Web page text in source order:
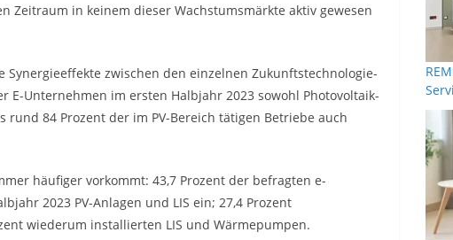
Zeitraum in keinem dieser Wachstumsmärkte aktiv gewesen
zwischen den einzelnen Zukunftstechnologie-
E-Unternehmen im ersten Halbjahr 2023 sowohl Photovoltaik-
rund 84 Prozent der im PV-Bereich tätigen Betriebe auch
häufiger vorkommt: 43,7 Prozent der befragten e-
2023 PV-Anlagen und LIS ein; 27,4 Prozent
wiederum installierten LIS und Wärmepumpen.